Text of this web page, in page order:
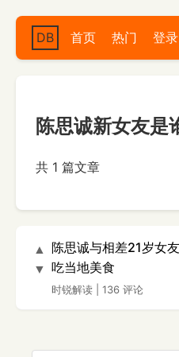
DB 首页 热门 登录
陈思诚新女友是
共 1 篇文章
▲
▼
陈思诚与相差21岁女
吃当地美食
时锐解读 136 评论